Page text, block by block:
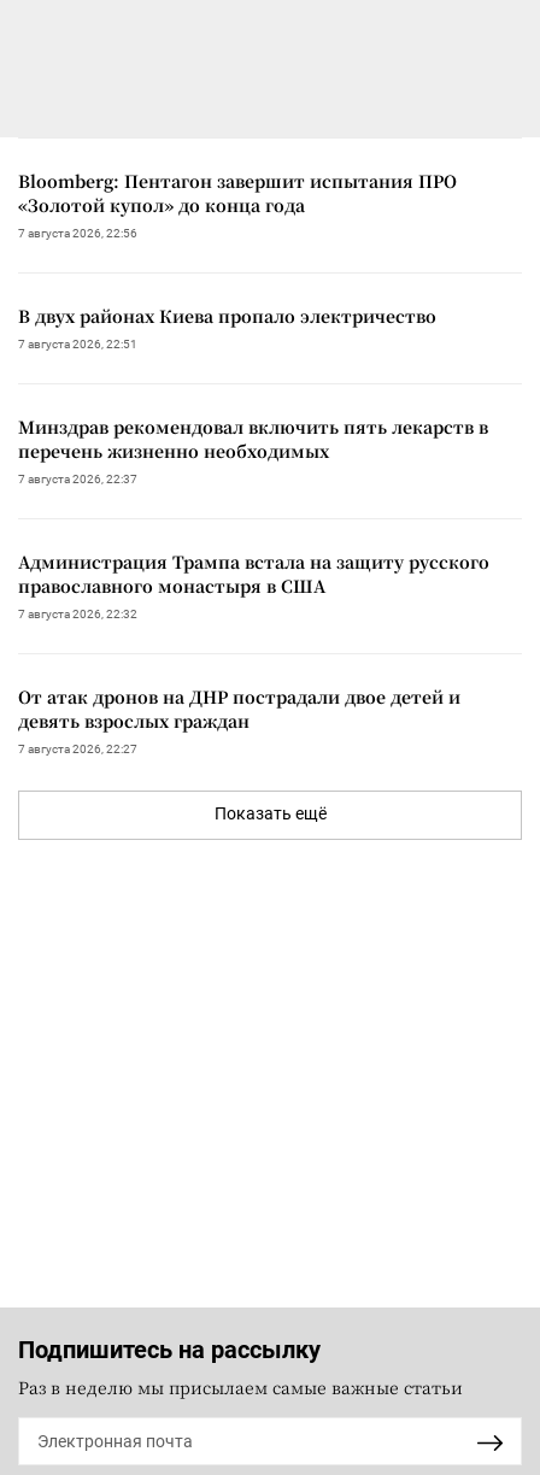
Bloomberg: Пентагон завершит испытания ПРО
«Золотой купол» до конца года
7 августа 2026, 22:56
В двух районах Киева пропало электричество
7 августа 2026, 22:51
Минздрав рекомендовал включить пять лекарств в
перечень жизненно необходимых
7 августа 2026, 22:37
Администрация Трампа встала на защиту русского
православного монастыря в США
7 августа 2026, 22:32
От атак дронов на ДНР пострадали двое детей и
девять взрослых граждан
7 августа 2026, 22:27
Показать ещё
Подпишитесь на рассылку
Раз в неделю мы присылаем самые важные статьи